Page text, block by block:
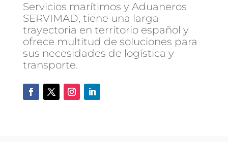
Servicios marítimos y Aduaneros
SERVIMAD, tiene una larga
trayectoria en territorio español y
ofrece multitud de soluciones para
sus necesidades de logística y
transporte.